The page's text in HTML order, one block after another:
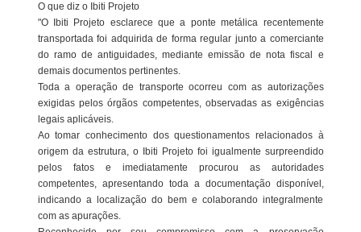
O que diz o Ibiti Projeto
"O Ibiti Projeto esclarece que a ponte metálica recentemente
transportada foi adquirida de forma regular junto a comerciante
do ramo de antiguidades, mediante emissão de nota fiscal e
demais documentos pertinentes.
Toda a operação de transporte ocorreu com as autorizações
exigidas pelos órgãos competentes, observadas as exigências
legais aplicáveis.
Ao tomar conhecimento dos questionamentos relacionados à
origem da estrutura, o Ibiti Projeto foi igualmente surpreendido
pelos fatos e imediatamente procurou as autoridades
competentes, apresentando toda a documentação disponível,
indicando a localização do bem e colaborando integralmente
com as apurações.